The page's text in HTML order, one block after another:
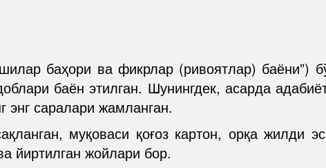
баҳори ва фикрлар (ривоятлар) баёни”)
баён этилган. Шунингдек, асарда
энг саралари жамланган.
муқоваси қоғоз картон, орқа жилди
йиртилган жойлари бор.